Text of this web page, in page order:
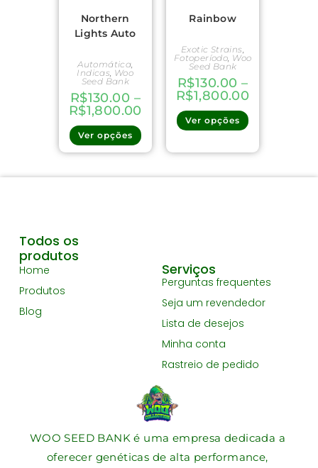
Northern
Lights Auto
Automática
Indicas Woo
Seed Bank
R$130.00 –
R$1,800.00
Ver opções
Rainbow
Exotic Strains
Fotoperíodo Woo
Seed Bank
R$130.00 –
R$1,800.00
Ver opções
WOO SEED BANK é uma empresa dedicada a
oferecer genéticas de alta performance,
Todos os
produtos
Home
Produtos
Blog
Serviços
Perguntas frequentes
Seja um revendedor
Lista de desejos
Minha conta
Rastreio de pedido